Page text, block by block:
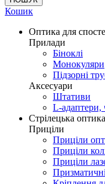
Кошик
Оптика для
Прилади
Біноклі
Монокуляри
Підзорні
Аксесуари
Штативи
L-адаптери,
Стрілецька оптика
Приціли
Приціли
Приціли
Приціли